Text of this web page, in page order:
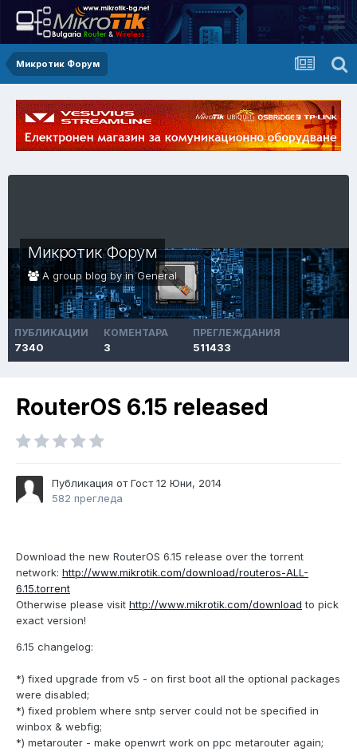
Микротик Форум
Микротик Форум
A group blog by inGeneral
ПУБЛИКАЦИИ
7340
КОМЕНТАРА
3
ПРЕГЛЕЖДАНИЯ
511433
RouterOS 6.15 released
Публикация от Гост12 Юни, 2014
582 прегледа
Download the new RouterOS 6.15 release over the torrent
network: http://www.mikrotik.com/download/routeros-ALL-
6.15.torrent
Otherwise please visit http://www.mikrotik.com/download to pick
exact version!
6.15 changelog:
*) fixed upgrade from v5 - on first boot all the optional packages
were disabled;
*) fixed problem where sntp server could not be specified in
winbox & webfig;
*) metarouter - make openwrt work on ppc metarouter again;